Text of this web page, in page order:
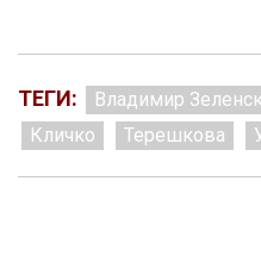
ТЕГИ: Владимир
Кличко
Терешкова